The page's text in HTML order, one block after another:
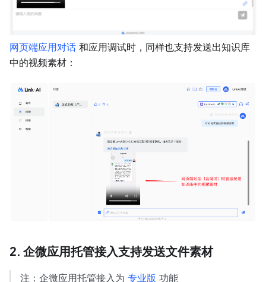
网页端应用对话 和应用调试时，同样也支持发送出知识库
中的视频素材：
2. 企微应用托管接入支持发送文件素材
注：企微应用托管接入为 专业版 功能